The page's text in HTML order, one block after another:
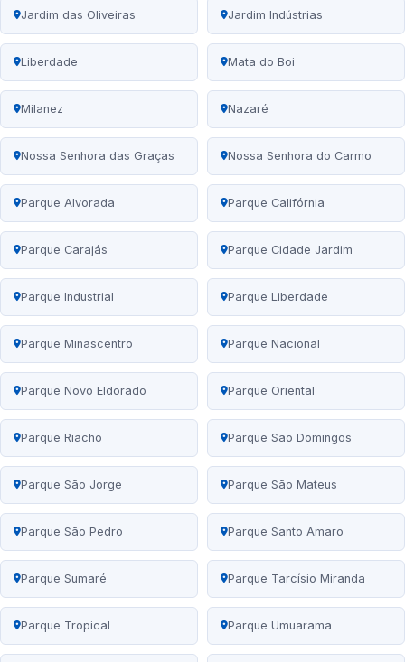
Jardim das Oliveiras Jardim Indústrias
Liberdade Mata do Boi
Milanez Nazaré
Nossa Senhora das Graças Nossa Senhora do Carmo
Parque Alvorada Parque Califórnia
Parque Carajás Parque Cidade Jardim
Parque Industrial Parque Liberdade
Parque Minascentro Parque Nacional
Parque Novo Eldorado Parque Oriental
Parque Riacho Parque São Domingos
Parque São Jorge Parque São Mateus
Parque São Pedro Parque Santo Amaro
Parque Sumaré Parque Tarcísio Miranda
Parque Tropical Parque Umuarama